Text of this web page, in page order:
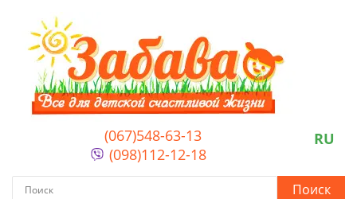
(067)548-63-13
(098)112-12-18
RU
Поиск